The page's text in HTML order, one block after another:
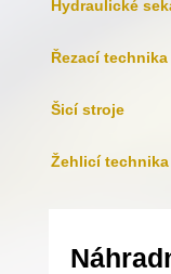
Hydraulické
Řezací technika
Šicí stroje
Žehlicí technika